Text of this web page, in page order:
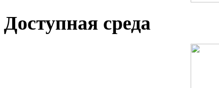
Доступная среда